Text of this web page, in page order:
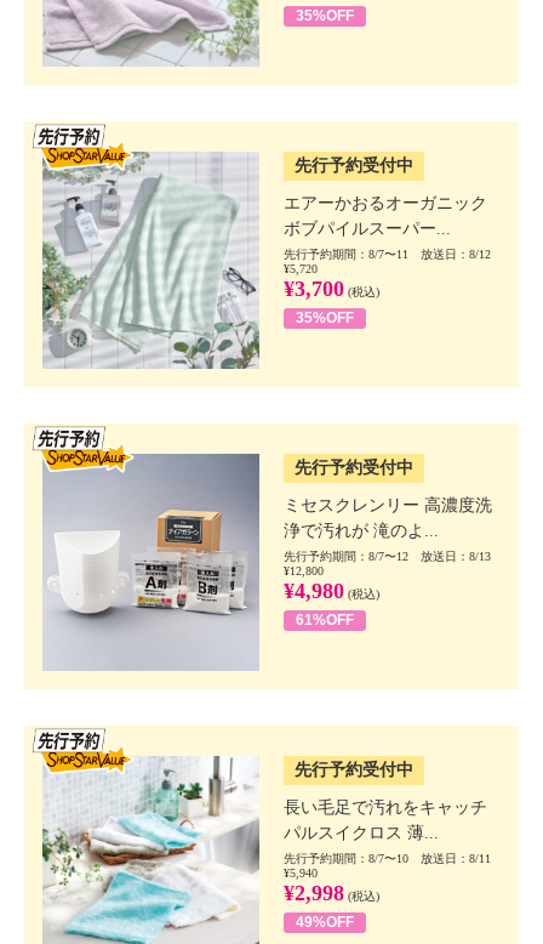
35%OFF
先行予約受付中
エアーかおるオーガニック
ボブパイルスーパー...
先行予約期間：8/7〜11 放送日：8/12
¥5,720
¥3,700 (税込)
35%OFF
先行予約受付中
ミセスクレンリー 高濃度洗
浄で汚れが 滝のよ...
先行予約期間：8/7〜12 放送日：8/13
¥12,800
¥4,980 (税込)
61%OFF
先行予約受付中
長い毛足で汚れをキャッチ
パルスイクロス 薄...
先行予約期間：8/7〜10 放送日：8/11
¥5,940
¥2,998 (税込)
49%OFF